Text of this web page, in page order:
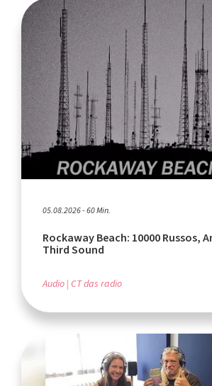
05.08.2026 - 60 Min.
Rockaway Beach: 10000 Russos,
Third Sound
Audio CT das radio